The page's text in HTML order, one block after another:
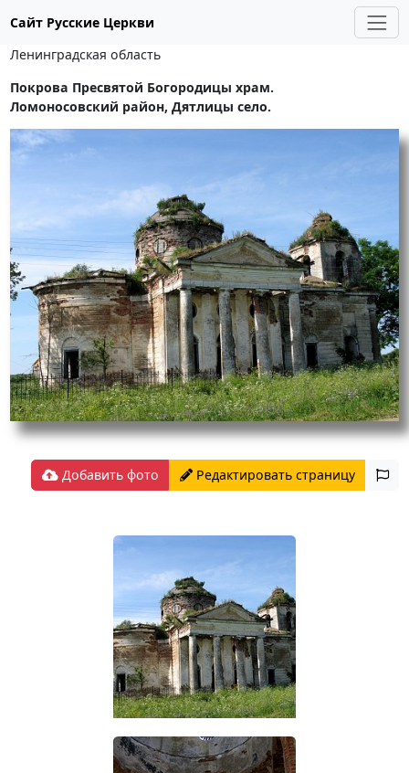
Сайт Русские Церкви
Ленинградская область
Покрова Пресвятой Богородицы храм.
Ломоносовский район, Дятлицы село.
Добавить фото Редактировать страницу